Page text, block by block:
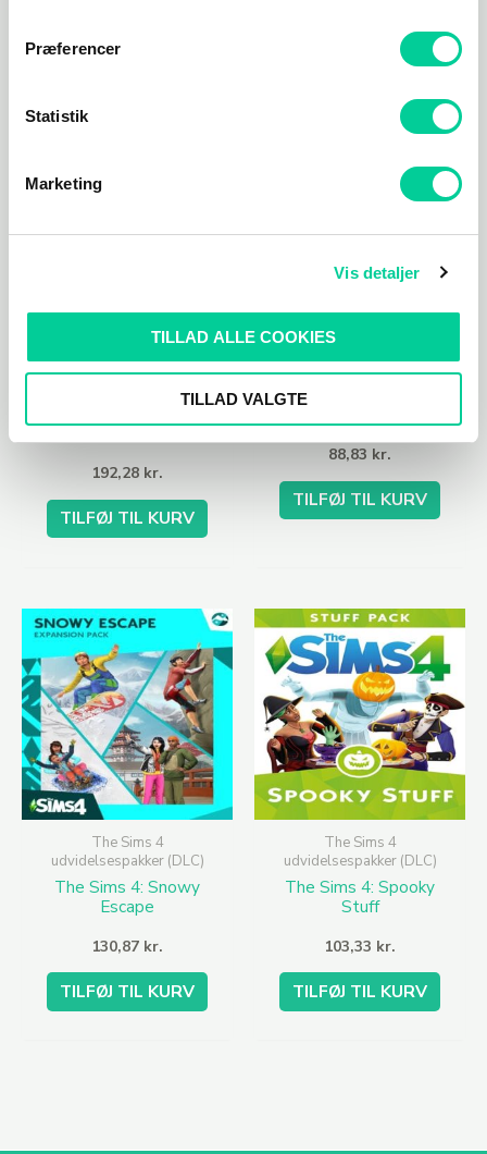
Præferencer
Statistik
Marketing
Vis detaljer
TILLAD ALLE COOKIES
TILLAD VALGTE
The Sims 4
Retreat
192,28 kr.
TILFØJ TIL KURV
DLC
The Sims 4: Kids
88,83 kr.
TILFØJ TIL KURV
The Sims 4
udvidelsespakker (DLC)
The Sims 4: Snowy
Escape
130,87 kr.
TILFØJ TIL KURV
The Sims 4
udvidelsespakker (DLC)
The Sims 4: Spooky
Stuff
103,33 kr.
TILFØJ TIL KURV